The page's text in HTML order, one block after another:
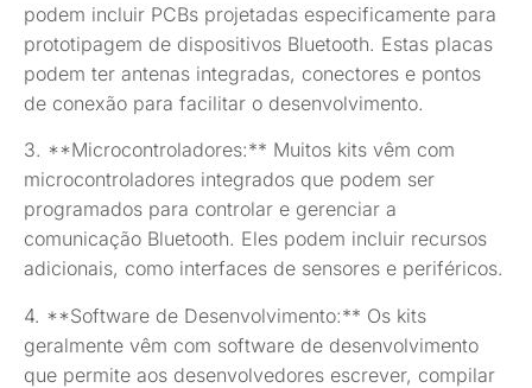
podem incluir PCBs projetadas especificamente para
prototipagem de dispositivos Bluetooth. Estas placas
podem ter antenas integradas, conectores e pontos
de conexão para facilitar o desenvolvimento.
3. **Microcontroladores:** Muitos kits vêm com
microcontroladores integrados que podem ser
programados para controlar e gerenciar a
comunicação Bluetooth. Eles podem incluir recursos
adicionais, como interfaces de sensores e periféricos.
4. **Software de Desenvolvimento:** Os kits
geralmente vêm com software de desenvolvimento
que permite aos desenvolvedores escrever, compilar